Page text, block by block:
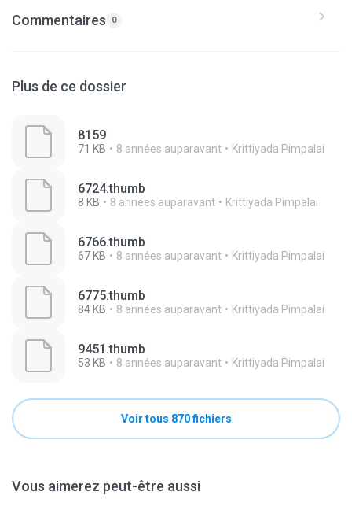
Commentaires 0
Plus de ce dossier
8159
71 KB 8 années auparavant Krittiyada Pimpalai
6724.thumb
8 KB 8 années auparavant Krittiyada Pimpalai
6766.thumb
67 KB 8 années auparavant Krittiyada Pimpalai
6775.thumb
84 KB 8 années auparavant Krittiyada Pimpalai
9451.thumb
53 KB 8 années auparavant Krittiyada Pimpalai
Voir tous 870 fichiers
Vous aimerez peut-être aussi